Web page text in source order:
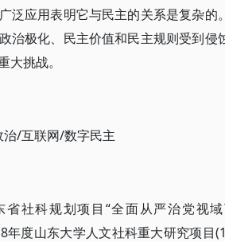
泛应用表明它与民主的关系是复杂
治极化、民主价值和民主规则受到
大挑战。
治/互联网/数字民主
省社科规划项目“全面从严治党视
年度山东大学人文社科重大研究项目